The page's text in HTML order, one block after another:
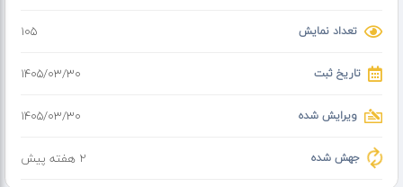
تعداد نمایش 105
تاریخ ثبت ۱۴۰۵/۰۳/۳۰
ویرایش شده ۱۴۰۵/۰۳/۳۰
جهش شده 2 هفته پیش